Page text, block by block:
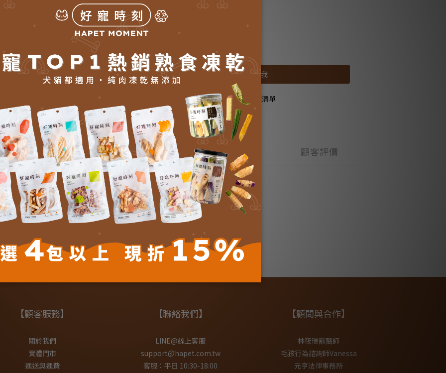
全店，冷凍商品滿2,000元免運
NT$3,250
貨到通知我
加入追蹤清單
送貨及付款方式 顧客評價
商品描述
了解更多
【顧客服務】
關於我們
實體門市
運送與運費
【聯絡我們】
LINE@線上客服
support@hapet.com.tw
客服：平日 10:30-18:00
【顧問與合作】
林筱瑞獸醫師
毛孩行為諮詢師Vanessa
元亨法律事務所